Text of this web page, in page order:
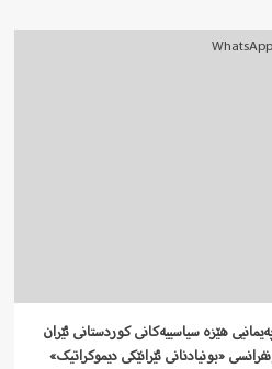
هێزە سیاسییەکانی کوردستانی ئێران
«بونیادنانی ئێرانێکی دیموکراتیک»